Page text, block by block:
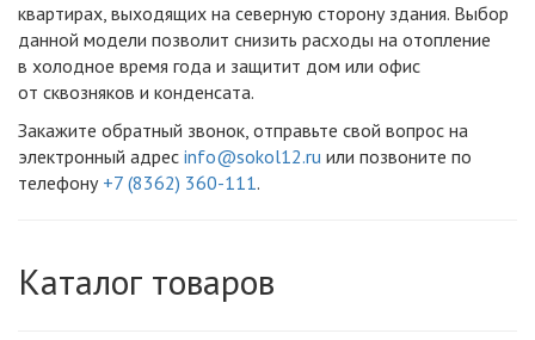
квартирах, выходящих на северную сторону здания. Выбор
данной модели позволит снизить расходы на отопление
в холодное время года и защитит дом или офис
от сквозняков и конденсата.
Закажите обратный звонок, отправьте свой вопрос на
электронный адрес info@sokol12.ru или позвоните по
телефону +7 (8362) 360-111.
Каталог товаров